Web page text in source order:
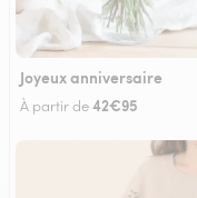
Joyeux anniversaire
À partir de42€95